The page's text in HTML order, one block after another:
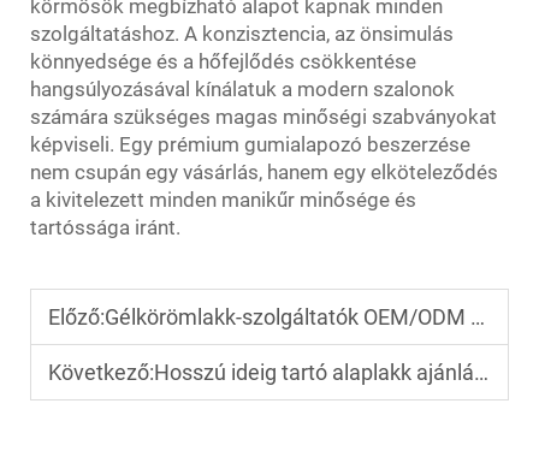
körmösök megbízható alapot kapnak minden
szolgáltatáshoz. A konzisztencia, az önsimulás
könnyedsége és a hőfejlődés csökkentése
hangsúlyozásával kínálatuk a modern szalonok
számára szükséges magas minőségi szabványokat
képviseli. Egy prémium gumialapozó beszerzése
nem csupán egy vásárlás, hanem egy elköteleződés
a kivitelezett minden manikűr minősége és
tartóssága iránt.
Előző:Gélkörömlakk-szolgáltatók OEM/ODM szolgáltatásokhoz
Következő:Hosszú ideig tartó alaplakk ajánlások szalonok számára